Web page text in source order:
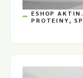
ESHOP
PROTEINY,